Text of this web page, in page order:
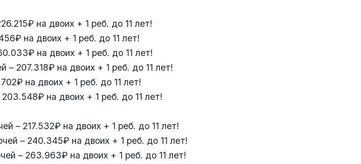
на двоих + 1 реб. до 11 лет!
на двоих + 1 реб. до 11 лет!
на двоих + 1 реб. до 11 лет!
207.318₽ на двоих + 1 реб. до 11 лет!
на двоих + 1 реб. до 11 лет!
на двоих + 1 реб. до 11 лет!
– 217.532₽ на двоих + 1 реб. до 11 лет!
– 240.345₽ на двоих + 1 реб. до 11 лет!
– 263.963₽ на двоих + 1 реб. до 11 лет!